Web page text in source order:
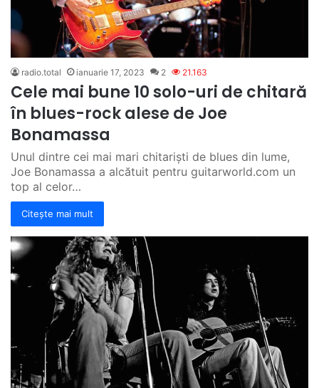
radio.total ianuarie 17, 2023 2 21.163
Cele mai bune 10 solo-uri de chitară
în blues-rock alese de Joe
Bonamassa
Unul dintre cei mai mari chitariști de blues din lume,
Joe Bonamassa a alcătuit pentru guitarworld.com un
top al celor…
Citește mai mult